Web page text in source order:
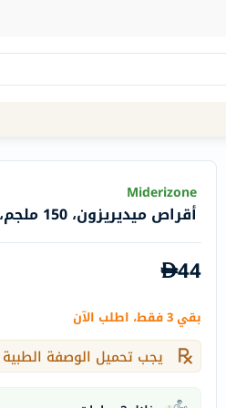
Navigation
الصيدلية
الماركات
Humantara
betadine
Roche
Posay
Miderizone
أقراص ميديريزون، 150 ملجم، 30 قرص
44
بقي 3 فقط، اطلب الآن
يجب تحميل الوصفة الطبية